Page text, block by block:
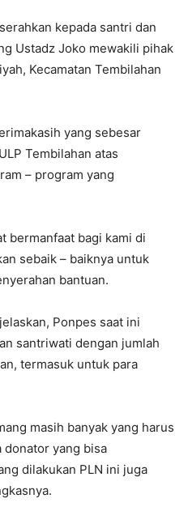
kepada santri dan
Ustadz Joko mewakili pihak
Kecamatan Tembilahan
yang sebesar
Tembilahan atas
– program yang
bermanfaat bagi kami di
sebaik – baiknya untuk
bantuan.
Ponpes saat ini
santriwati dengan jumlah
termasuk untuk para
masih banyak yang harus
donator yang bisa
dilakukan PLN ini juga